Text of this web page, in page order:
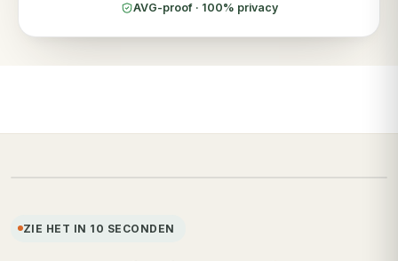
AVG-proof · 100% privacy
ZIE HET IN 10 SECONDEN